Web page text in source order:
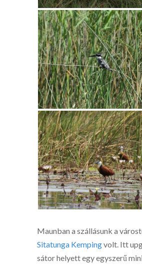
Maunban a szállásunk a
Sitatunga Kempingvolt. Itt
sátor helyett egy egyszerű